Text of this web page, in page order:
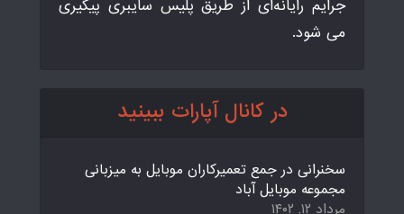
جرایم رایانه‌ای از طریق پلیس سایبری پیگیری
می شود.
در کانال آپارات ببینید
سخنرانی در جمع تعمیرکاران موبایل به میزبانی
مجموعه موبایل آباد